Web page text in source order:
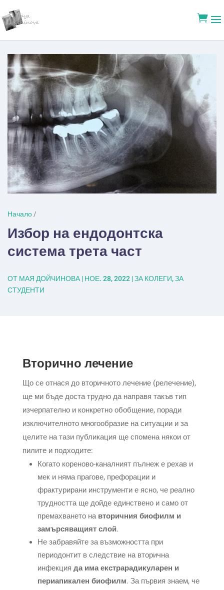

Начало /
Избор на ендодонтска
система трета част
ОТ МАЯ ДОЙЧИНОВА | НОЕ. 28, 2022 |ЗА КОЛЕГИ,ЗА
СТУДЕНТИ
Вторично лечение
Що се отнася до вторичното лечение (релечение),
ще ми бъде доста трудно да направя такъв тип
изчерпателно и конкретно обобщение, поради
изключителното многообразие на ситуации и за
целите на тази публикация ще спомена някои от
пилите и подходите:
Когато кореново-каналният пълнеж е рехав и
мек и няма прагове, префорации и
фрактурирани инструменти е ясно, че реално
трудността ще дойде единствено и само от
премахването на вторичния биофилм и
замърсяващият слой.
Не забравяйте за възможността при
периодонтит в следствие на вторична
инфекция да има екстрарадикуларен и
периапикален биофилм. За първия знаем, че